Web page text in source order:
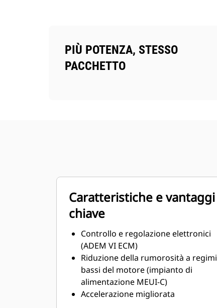
PIÙ POTENZA, STESSO
PACCHETTO
Caratteristiche e vantaggi
chiave
Controllo e regolazione elettronici
(ADEM VI ECM)
Riduzione della rumorosità a regimi
bassi del motore (impianto di
alimentazione MEUI-C)
Accelerazione migliorata